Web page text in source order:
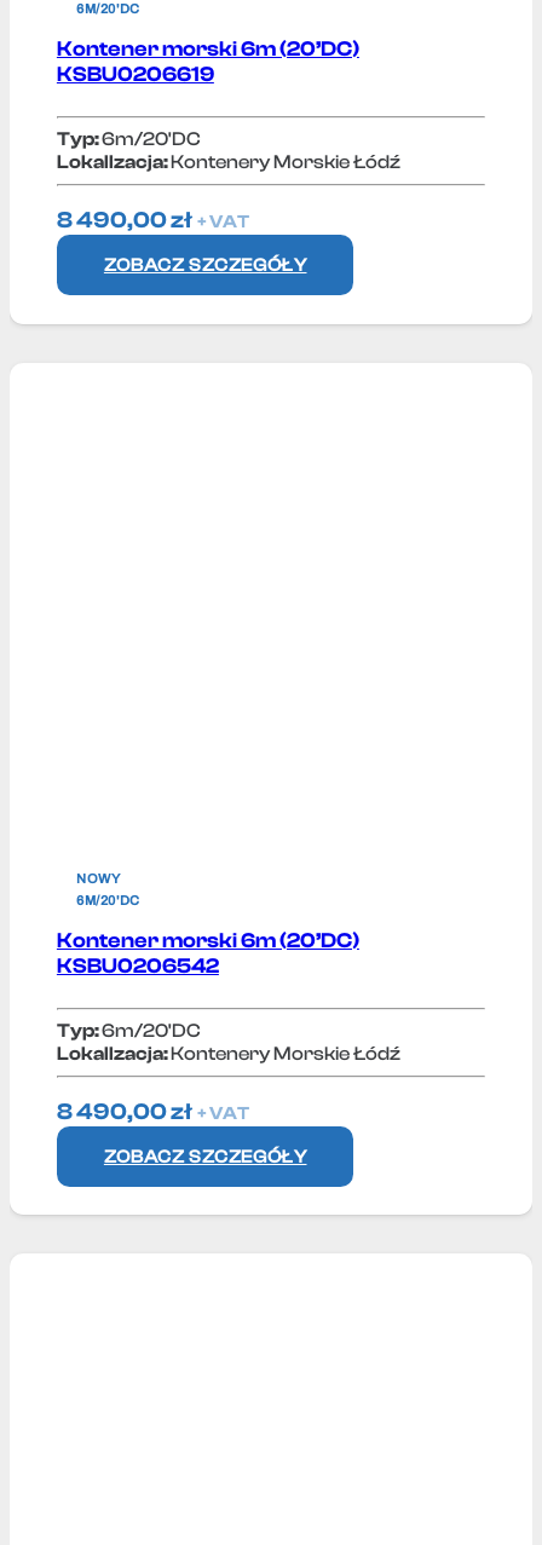
6M/20'DC
Kontener morski 6m (20’DC)
KSBU0206619
Typ:6m/20'DC
Lokallzacja:Kontenery Morskie Łódź
8 490,00zł + VAT
ZOBACZ SZCZEGÓŁY
NOWY
6M/20'DC
Kontener morski 6m (20’DC)
KSBU0206542
Typ:6m/20'DC
Lokallzacja:Kontenery Morskie Łódź
8 490,00zł + VAT
ZOBACZ SZCZEGÓŁY